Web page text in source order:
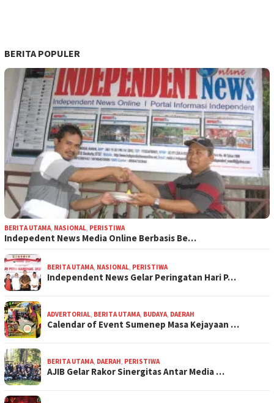
BERITA POPULER
BERITA UTAMA, NASIONAL, PERISTIWA
Indepedent News Media Online Berbasis Be…
BERITA UTAMA, NASIONAL, PERISTIWA
Independent News Gelar Peringatan Hari P…
ADVERTORIAL, BERITA UTAMA, BUDAYA, DAERAH
Calendar of Event Sumenep Masa Kejayaan …
BERITA UTAMA, DAERAH, PERISTIWA
AJIB Gelar Rakor Sinergitas Antar Media …